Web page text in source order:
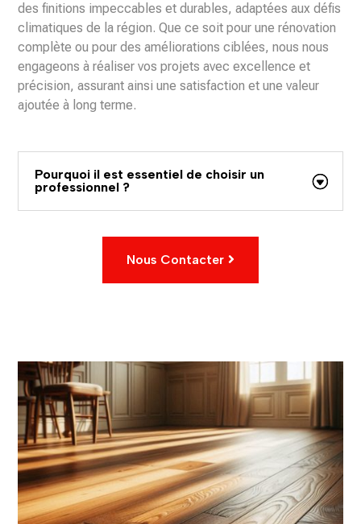
des finitions impeccables et durables, adaptées aux défis
climatiques de la région. Que ce soit pour une rénovation
complète ou pour des améliorations ciblées, nous nous
engageons à réaliser vos projets avec excellence et
précision, assurant ainsi une satisfaction et une valeur
ajoutée à long terme.
Pourquoi il est essentiel de choisir un
professionnel ?
Nous Contacter